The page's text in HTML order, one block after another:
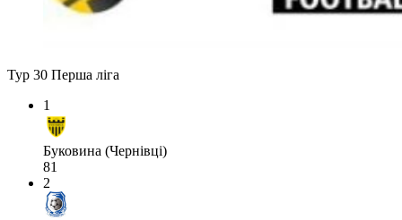
Тур 30 Перша ліга
1
Буковина (Чернівці)
81
2